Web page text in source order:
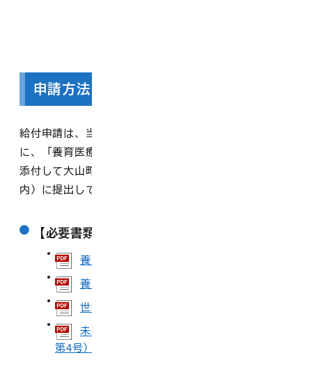
申請方法
給付申請は、当該医療開始の日から原則として2か月以内
に、「養育医療支給申請書（様式第1号）」に必要書類を
添付して大山町役場こども課（保健福祉センターなわ
内）に提出してください。
【必要書類】
養育医療給付申請書（様式第1号）
養育医療意見書（様式第2号）
世帯調書（様式第3号）
未熟児養育医療給付申請に係る同意書（様式
第4号）